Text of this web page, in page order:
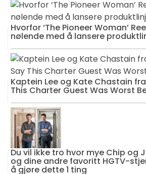
Hvorfor ‘The Pioneer Woman’
nølende med å lansere
Kaptein Lee og Kate Chastain fra
This Charter Guest Was Worst
Du vil ikke tro hvor mye Chip og
og dine andre favoritt HGTV-
å gjøre dette 1 ting